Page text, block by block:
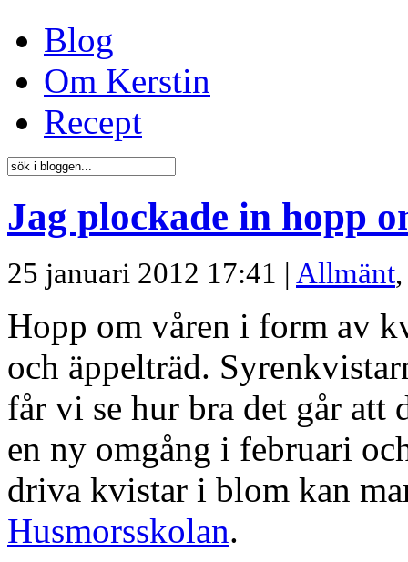
Blog
Om Kerstin
Recept
Jag plockade in hopp
25 januari 2012 17:41 | Allmänt
Hopp om våren i form av
och äppelträd.
får vi se hur bra det går att
en ny omgång i februari
driva kvistar i blom kan
Husmorsskolan.